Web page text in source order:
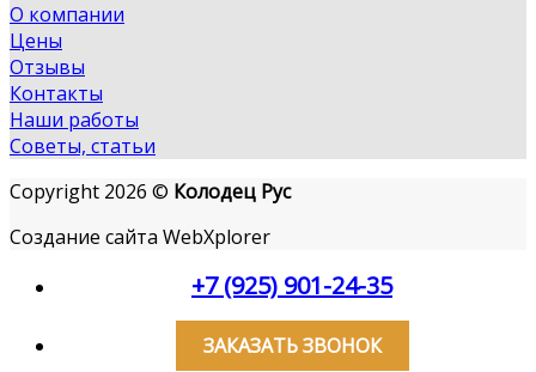
О компании
Цены
Отзывы
Контакты
Наши работы
Советы, статьи
Copyright 2026 © Колодец Рус
Создание сайта WebXplorer
+7 (925) 901-24-35
ЗАКАЗАТЬ ЗВОНОК